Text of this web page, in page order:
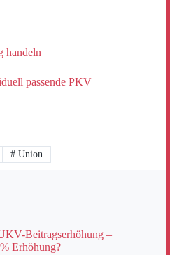
handeln
passende PKV
# Union
Beitragserhöhung –
Erhöhung?